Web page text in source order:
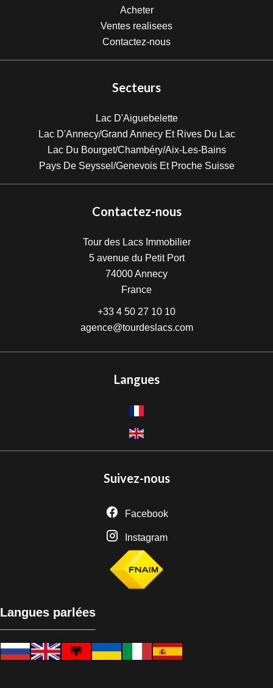
Acheter
Ventes realisees
Contactez-nous
Secteurs
Lac D'Aiguebelette
Lac D'Annecy/Grand Annecy Et Rives Du Lac
Lac Du Bourget/Chambéry/Aix-Les-Bains
Pays De Seyssel/Genevois Et Proche Suisse
Contactez-nous
Tour des Lacs Immobilier
5 avenue du Petit Port
74000Annecy
France
+33 4 50 27 10 10
agence@tourdeslacs.com
Langues
Suivez-nous
Facebook
Instagram
Langues parlées